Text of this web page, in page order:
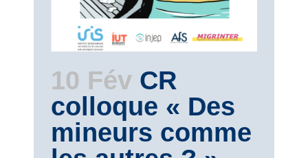
10 Fév CR
colloque « Des
mineurs comme